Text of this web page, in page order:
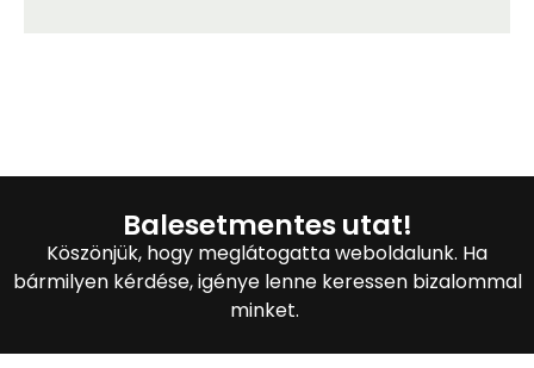
Balesetmentes utat!
Köszönjük, hogy meglátogatta weboldalunk. Ha
bármilyen kérdése, igénye lenne keressen bizalommal
minket.